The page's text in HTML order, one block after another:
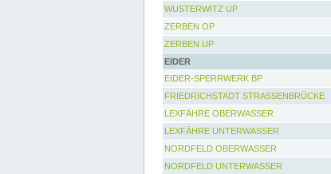
WUSTERWITZ UP
ZERBEN OP
ZERBEN UP
EIDER
EIDER-SPERRWERK BP
FRIEDRICHSTADT STRASSENBRÜCKE
LEXFÄHRE OBERWASSER
LEXFÄHRE UNTERWASSER
NORDFELD OBERWASSER
NORDFELD UNTERWASSER